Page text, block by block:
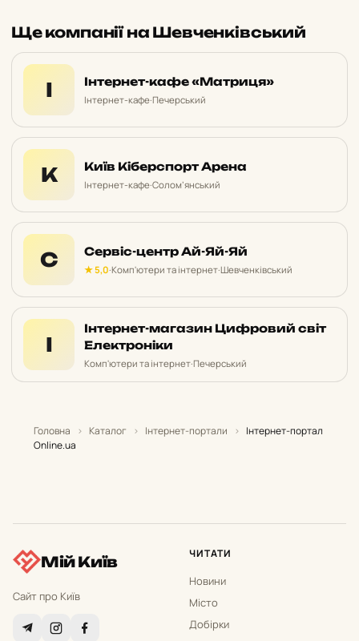
Ще компанії на Шевченківський
І Інтернет-кафе «Матриця»
Інтернет-кафе·Печерський
К Київ Кіберспорт Арена
Інтернет-кафе·Солом’янський
С Сервіс-центр Ай-Яй-Яй
★ 5,0·Комп'ютери та інтернет·Шевченківський
І
Інтернет-магазин Цифровий світ
Електроніки
Комп'ютери та інтернет·Печерський
Головна › Каталог › Інтернет-портали › Інтернет-портал
Online.ua
Мій Київ
Сайт про Київ
ЧИТАТИ
Новини
Місто
Добірки